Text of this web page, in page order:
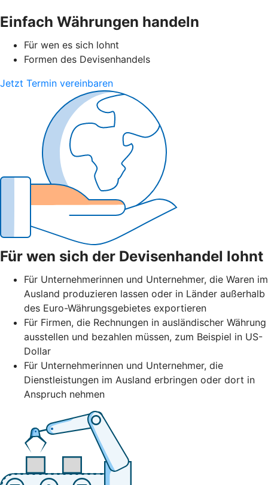
Einfach Währungen handeln
Für wen es sich lohnt
Formen des Devisenhandels
Jetzt Termin vereinbaren
Für wen sich der Devisenhandel lohnt
Für Unternehmerinnen und Unternehmer, die Waren im
Ausland produzieren lassen oder in Länder außerhalb
des Euro-Währungsgebietes exportieren
Für Firmen, die Rechnungen in ausländischer Währung
ausstellen und bezahlen müssen, zum Beispiel in US-
Dollar
Für Unternehmerinnen und Unternehmer, die
Dienstleistungen im Ausland erbringen oder dort in
Anspruch nehmen